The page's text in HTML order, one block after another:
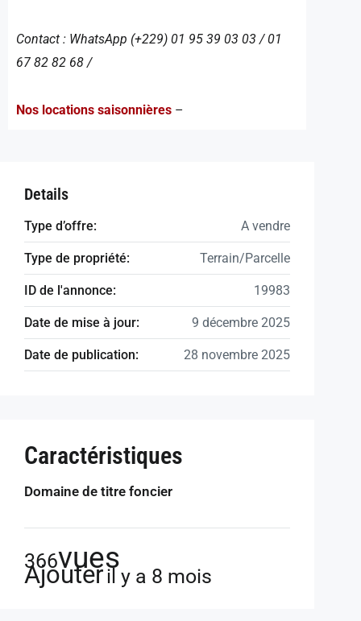
Contact : WhatsApp (+229) 01 95 39 03 03 / 01
67 82 82 68 /
Nos locations saisonnières –
Details
Type d’offre: A vendre
Type de propriété: Terrain/Parcelle
ID de l'annonce: 19983
Date de mise à jour: 9 décembre 2025
Date de publication: 28 novembre 2025
Caractéristiques
Domaine de titre foncier
366vues
Ajouteril y a 8 mois